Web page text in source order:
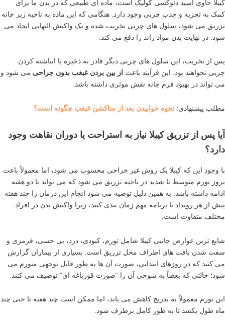
کیبلا حاوی اسید دئوکسی کولیک است، ماده ای طبیعی که در بدن ما برای
کمک به تجزیه و جذب چربی وجود دارد. هنگامی که این ماده به ناحیه زیر چانه
تزریق می شود، سلول های چربی تخریب شده و یک واکنش التهابی ایجاد می
شود. در نهایت بدن مواد زائد را دفع می کند.
پس از تخریب، این سلول های چربی دیگر قادر به ذخیره یا انباشته کردن
چربی نخواهند بود. این فرآیند باعث از بین بردن غبغب بدون جراحی می شود و
می تواند در بهبود فرم چانه نقش موثری داشته باشد.
مطلب پیشنهادی: نحوه خوابیدن بعد از ساکشن غبغب چگونه است؟
آیا پس از تزریق کیبلا نیاز به استراحت یا دوران نقاهت وجود
دارد؟
با وجود این که کیبلا یک روش غیر جراحی محسوب می شود، اما معمولاً باعث
بروز تورم متوسط تا شدید در ناحیه تزریق می شود که می تواند تا دو هفته
ادامه داشته باشد. به همین دلیل توصیه می شود انجام این درمان را چند هفته
پیش از هر رویداد یا برنامه مهم زمان بندی کنید، زیرا واکنش بدن در افراد
مختلف متفاوت است.
شایع ترین عوارض جانبی کیبلا شامل تورم، کبودی، درد، بی حسی، قرمزی و
سفت شدن بافت های اطراف محل تزریق است. بسیاری از بیماران گزارش
می کنند که در روزهای ابتدایی، صورت آن ها به طور قابل توجهی متورم می
شود؛ حالتی که بعضاً به شوخی آن را “صورت قورباغه ای” توصیف می کنند.
این تورم معمولاً به تدریج کاهش می یابد، اما ممکن است چند هفته تا حتی چند
ماه طول بکشد تا به طور کامل برطرف شود.